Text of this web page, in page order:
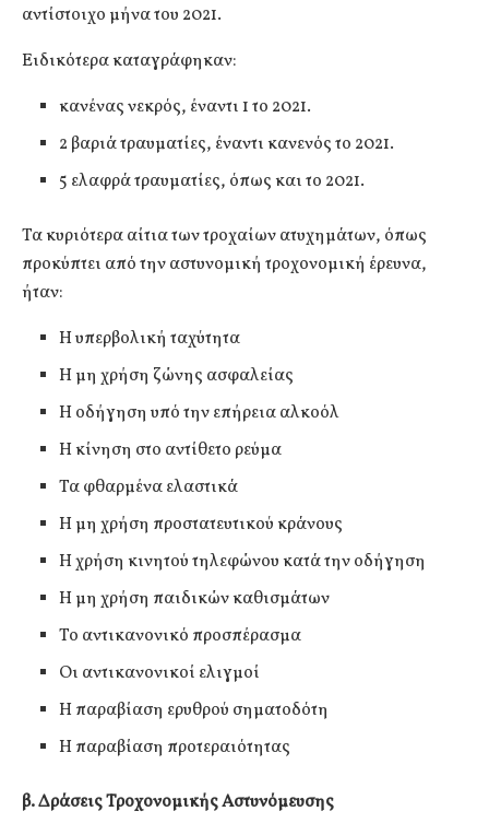
αντίστοιχο μήνα του 2021.
Ειδικότερα καταγράφηκαν:
κανένας νεκρός, έναντι 1 το 2021.
2 βαριά τραυματίες, έναντι κανενός το 2021.
5 ελαφρά τραυματίες, όπως και το 2021.
Τα κυριότερα αίτια των τροχαίων ατυχημάτων, όπως
προκύπτει από την αστυνομική τροχονομική έρευνα,
ήταν:
Η υπερβολική ταχύτητα
Η μη χρήση ζώνης ασφαλείας
Η οδήγηση υπό την επήρεια αλκοόλ
Η κίνηση στο αντίθετο ρεύμα
Τα φθαρμένα ελαστικά
Η μη χρήση προστατευτικού κράνους
Η χρήση κινητού τηλεφώνου κατά την οδήγηση
Η μη χρήση παιδικών καθισμάτων
Το αντικανονικό προσπέρασμα
Οι αντικανονικοί ελιγμοί
Η παραβίαση ερυθρού σηματοδότη
Η παραβίαση προτεραιότητας
β. Δράσεις Τροχονομικής Αστυνόμευσης